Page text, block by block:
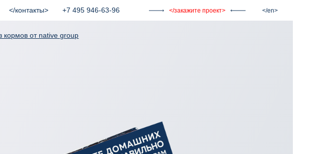
контакты +7 495 946-63-96 закажите проект en
кормов от native group